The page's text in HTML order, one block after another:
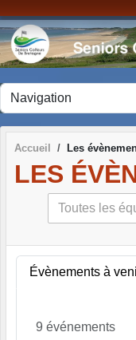
Accueil Les
LES
Évènements à
9 événements